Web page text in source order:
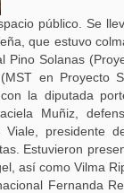
público. Se
que estuvo
Pino Solanas
en Proyecto
la diputada
Muñiz,
presidente
Estuvieron
así como Vilma
Fernanda